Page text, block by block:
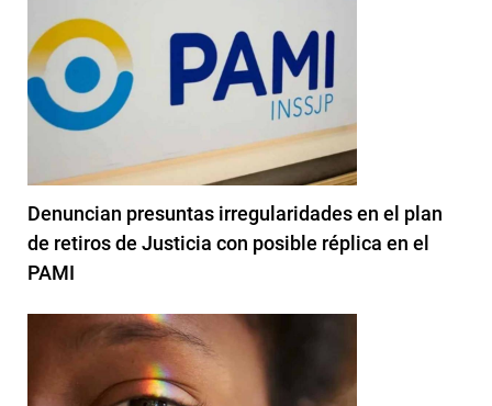
Denuncian presuntas irregularidades en el plan
de retiros de Justicia con posible réplica en el
PAMI